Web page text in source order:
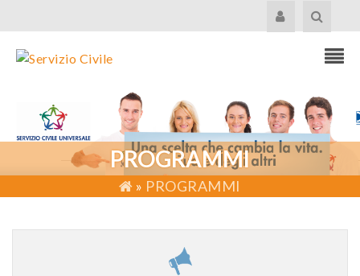
PROGRAMMI
» PROGRAMMI